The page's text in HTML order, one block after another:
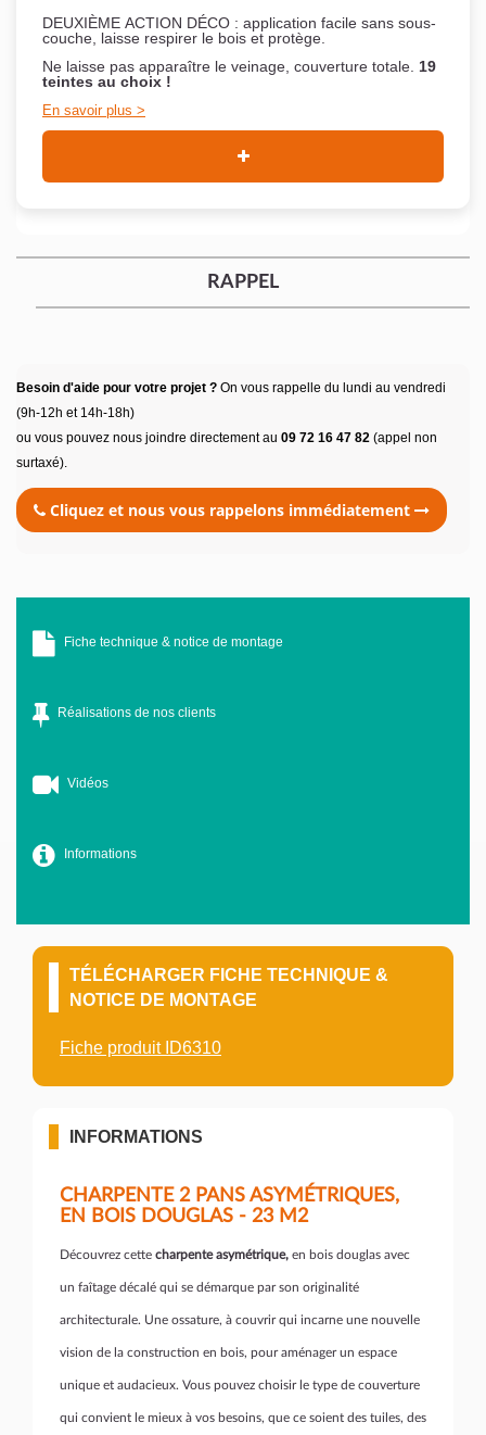
DEUXIÈME ACTION DÉCO : application facile sans sous-
couche, laisse respirer le bois et protège.
Ne laisse pas apparaître le veinage, couverture totale. 19
teintes au choix !
En savoir plus
RAPPEL
Besoin d'aide pour votre projet ? On vous rappelle du lundi au vendredi
(9h-12h et 14h-18h)
ou vous pouvez nous joindre directement au 09 72 16 47 82 (appel non
surtaxé).
Cliquez et nous vous rappelons immédiatement
Fiche technique & notice de montage
Réalisations de nos clients
Vidéos
Informations
TÉLÉCHARGER FICHE TECHNIQUE &
NOTICE DE MONTAGE
Fiche produit ID6310
INFORMATIONS
CHARPENTE 2 PANS ASYMÉTRIQUES,
EN BOIS DOUGLAS - 23 M2
Découvrez cette charpente asymétrique, en bois douglas avec
un faîtage décalé qui se démarque par son originalité
architecturale. Une ossature, à couvrir qui incarne une nouvelle
vision de la construction en bois, pour aménager un espace
unique et audacieux. Vous pouvez choisir le type de couverture
qui convient le mieux à vos besoins, que ce soient des tuiles, des